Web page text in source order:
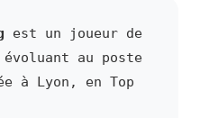
est un joueur de
au poste
à Lyon, en Top